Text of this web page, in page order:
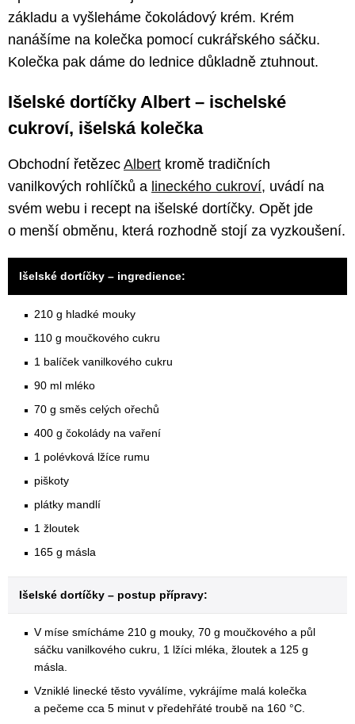
základu a vyšleháme čokoládový krém. Krém
nanášíme na kolečka pomocí cukrářského sáčku.
Kolečka pak dáme do lednice důkladně ztuhnout.
Išelské dortíčky Albert – ischelské
cukroví, išelská kolečka
Obchodní řetězec Albert kromě tradičních
vanilkových rohlíčků a lineckého cukroví, uvádí na
svém webu i recept na išelské dortíčky. Opět jde
o menší obměnu, která rozhodně stojí za vyzkoušení.
Išelské dortíčky – ingredience:
210 g hladké mouky
110 g moučkového cukru
1 balíček vanilkového cukru
90 ml mléko
70 g směs celých ořechů
400 g čokolády na vaření
1 polévková lžíce rumu
piškoty
plátky mandlí
1 žloutek
165 g másla
Išelské dortíčky – postup přípravy:
V míse smícháme 210 g mouky, 70 g moučkového a půl
sáčku vanilkového cukru, 1 lžíci mléka, žloutek a 125 g
másla.
Vzniklé linecké těsto vyválíme, vykrájíme malá kolečka
a pečeme cca 5 minut v předehřáté troubě na 160 °C.